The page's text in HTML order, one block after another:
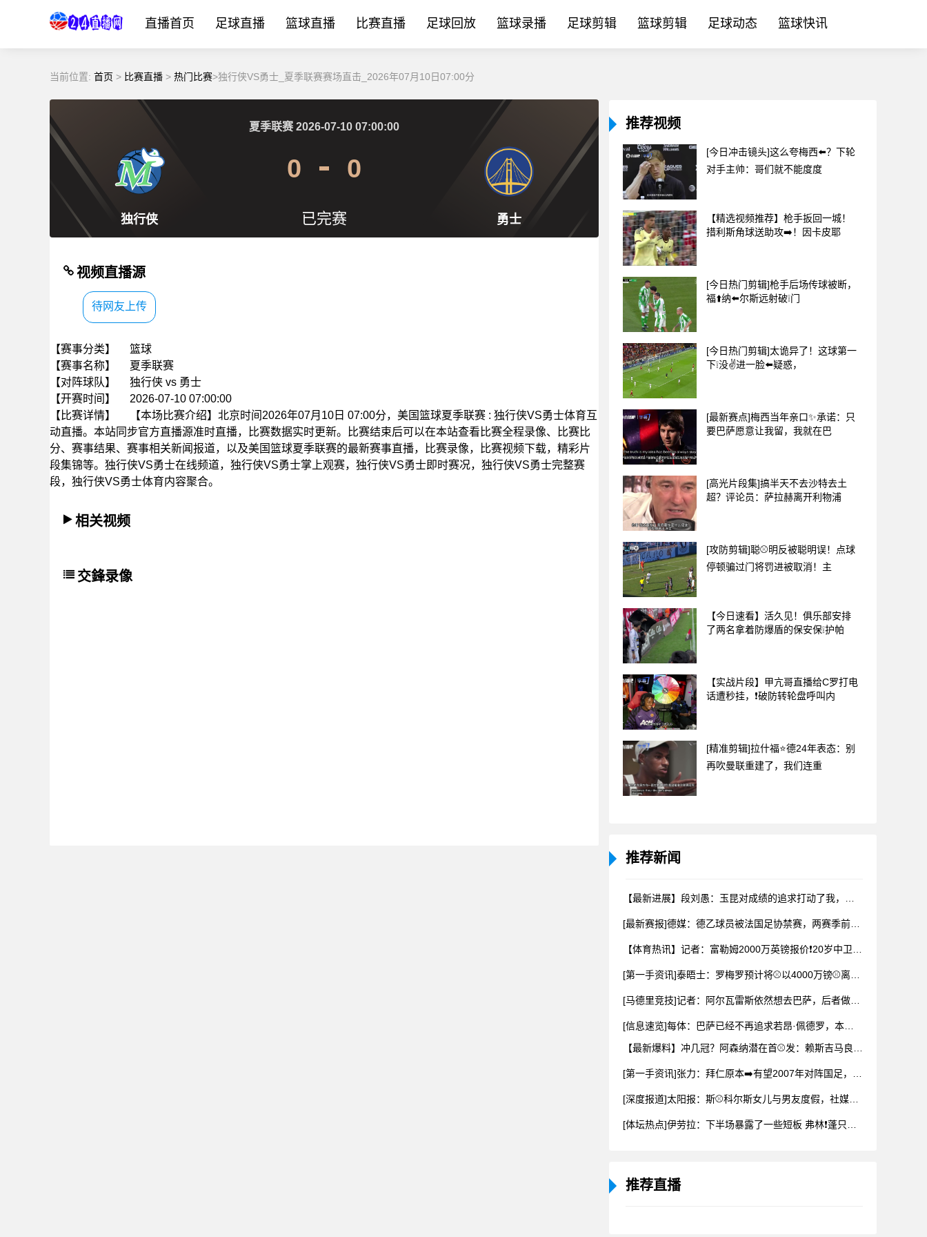
直播首页 足球直播 篮球直播 比赛直播 足球回放 篮球录播 足球剪辑 篮球剪辑 足球动态 篮球快讯
当前位置: 首页 > 比赛直播 > 热门比赛>独行侠VS勇士_夏季联赛赛场直击_2026年07月10日07:00分
独行侠 勇士
夏季联赛 2026-07-10 07:00:00
0 0
已完赛
视频直播源
待网友上传
【赛事分类】
篮球
【赛事名称】
夏季联赛
【对阵球队】
独行侠 vs 勇士
【开赛时间】
2026-07-10 07:00:00
【比赛详情】
【本场比赛介绍】北京时间2026年07月10日 07:00分，美国篮球夏季联赛 : 独行侠VS勇士体育互
动直播。本站同步官方直播源准时直播，比赛数据实时更新。比赛结束后可以在本站查看比赛全程录像、比赛比
分、赛事结果、赛事相关新闻报道，以及美国篮球夏季联赛的最新赛事直播，比赛录像，比赛视频下载，精彩片
段集锦等。独行侠VS勇士在线频道，独行侠VS勇士掌上观赛，独行侠VS勇士即时赛况，独行侠VS勇士完整赛
段，独行侠VS勇士体育内容聚合。
相关视频
交鋒录像
推荐视频
[今日冲击镜头]这么夸梅西⬅️？下轮
对手主帅：哥们就不能度度
【精选视频推荐】枪手扳回一城！
措利斯角球送助攻➡️！因卡皮耶
[今日热门剪辑]枪手后场传球被断，
福⬆️纳⬅️尔斯远射破❕门
[今日热门剪辑]太诡异了！这球第一
下❕没✌️进一脸⬅️疑惑，
[最新赛点]梅西当年亲口✨承诺：只
要巴萨愿意让我留，我就在巴
[高光片段集]搞半天不去沙特去土
超？评论员：萨拉赫离开利物浦
[攻防剪辑]聪⚾明反被聪明误！点球
停顿骗过门将罚进被取消！主
【今日速看】活久见！俱乐部安排
了两名拿着防爆盾的保安保❕护帕
【实战片段】甲亢哥直播给C罗打电
话遭秒挂，❗破防转轮盘呼叫内
[精准剪辑]拉什福⭐德24年表态：别
再吹曼联重建了，我们连重
推荐新闻
推荐直播